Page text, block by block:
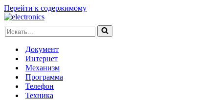
Перейти к содержимому
Искать...
Документ
Интернет
Механизм
Программа
Телефон
Техника